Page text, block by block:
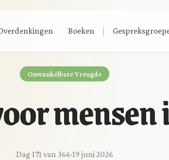
Boeken |
Onwankelbare Vreugde
mensen
Dag 171 van 366·19 juni 2026